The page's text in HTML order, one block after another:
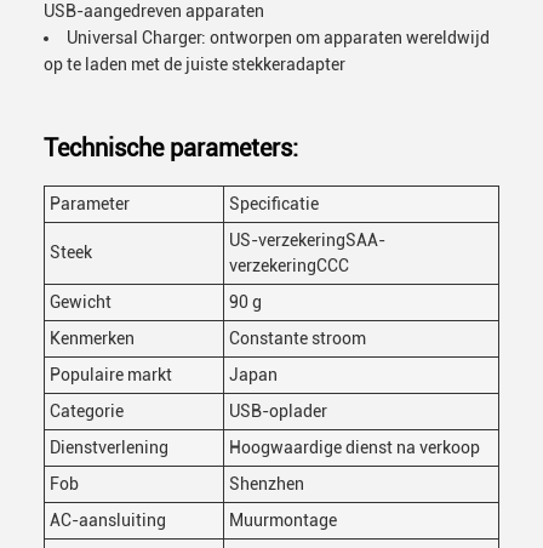
USB-aangedreven apparaten
Universal Charger: ontworpen om apparaten wereldwijd
op te laden met de juiste stekkeradapter
Technische parameters:
Parameter Specificatie
Steek
US-verzekeringSAA-
verzekeringCCC
Gewicht
90 g
Kenmerken
Constante stroom
Populaire markt
Japan
Categorie
USB-oplader
Dienstverlening
Hoogwaardige dienst na verkoop
Fob
Shenzhen
AC-aansluiting
Muurmontage